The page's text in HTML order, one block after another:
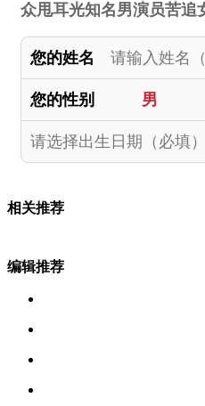
众甩耳光知名男演员苦追
您的姓名
您的性别 男
相关推荐
编辑推荐